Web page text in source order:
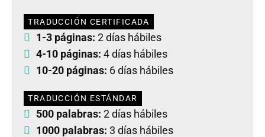
TRADUCCIÓN CERTIFICADA
1-3 páginas: 2 días hábiles
4-10 páginas: 4 días hábiles
10-20 páginas: 6 días hábiles
TRADUCCIÓN ESTÁNDAR
500 palabras: 2 días hábiles
1000 palabras: 3 días hábiles